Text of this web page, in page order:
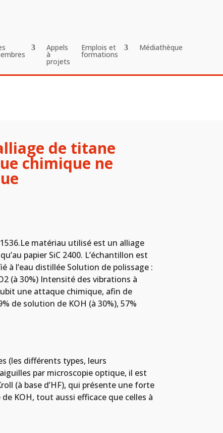
Appels
à
projets
Emplois et
formations
Médiathèque
de titane
chimique ne
matériau utilisé est un alliage
papier SiC 2400. L’échantillon est
l’eau distillée Solution de polissage :
(à 30%) Intensité des vibrations à
une attaque chimique, afin de
de solution de KOH (à 30%), 57%
(les différents types, leurs
par microscopie optique, il est
(à base d’HF), qui présente une forte
KOH, tout aussi efficace que celles à